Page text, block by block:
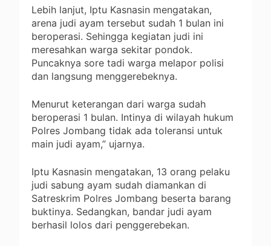
Lebih lanjut, Iptu Kasnasin mengatakan,
arena judi ayam tersebut sudah 1 bulan ini
beroperasi. Sehingga kegiatan judi ini
meresahkan warga sekitar pondok.
Puncaknya sore tadi warga melapor polisi
dan langsung menggerebeknya.
Menurut keterangan dari warga sudah
beroperasi 1 bulan. Intinya di wilayah hukum
Polres Jombang tidak ada toleransi untuk
main judi ayam,” ujarnya.
Iptu Kasnasin mengatakan, 13 orang pelaku
judi sabung ayam sudah diamankan di
Satreskrim Polres Jombang beserta barang
buktinya. Sedangkan, bandar judi ayam
berhasil lolos dari penggerebekan.